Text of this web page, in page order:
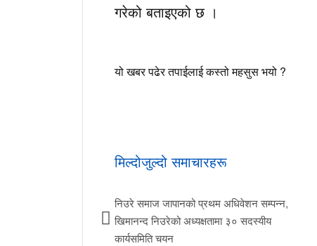
गरेको बताइएको छ ।
यो खबर पढेर तपाईलाई कस्तो महसुस भयो ?
मिल्दोजुल्दो समाचारहरू
निउरे समाज जापानको प्रथम अधिवेशन सम्पन्न,
खिमानन्द निउरेको अध्यक्षतामा ३० सदस्यीय
कार्यसमिति चयन